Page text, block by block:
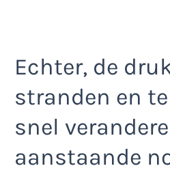
Echter, de
stranden en
snel
aanstaande